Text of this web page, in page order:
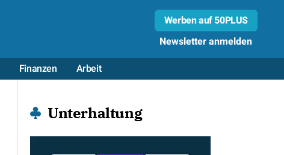
Werben auf 50PLUS
Newsletter anmelden
Finanzen Arbeit
Unterhaltung